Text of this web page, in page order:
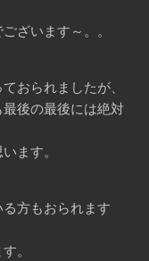
ざいます～。。
おられましたが、
後の最後には絶対
ます。
方もおられます
。